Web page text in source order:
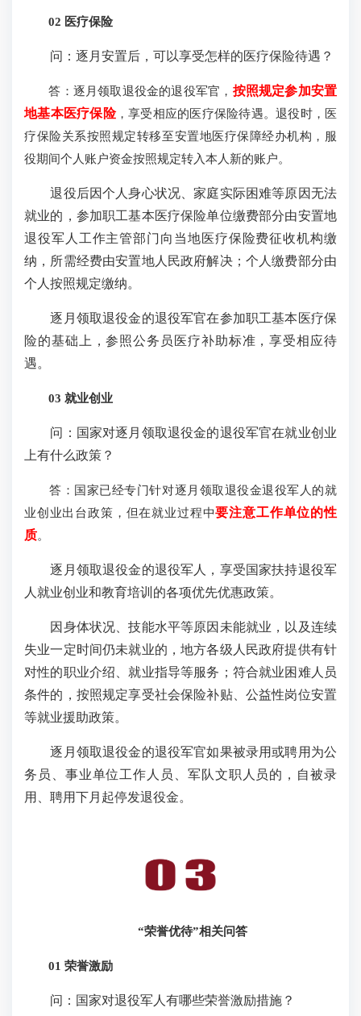
02 医疗保险
问：逐月安置后，可以享受怎样的医疗保险待遇？
答：逐月领取退役金的退役军官， 按照规定参加安置
地基本医疗保险，享受相应的医疗保险待遇。退役时，医
疗保险关系按照规定转移至安置地医疗保障经办机构，服
役期间个人账户资金按照规定转入本人新的账户。
退役后因个人身心状况、家庭实际困难等原因无法
就业的，参加职工基本医疗保险单位缴费部分由安置地
退役军人工作主管部门向当地医疗保险费征收机构缴
纳，所需经费由安置地人民政府解决；个人缴费部分由
个人按照规定缴纳。
逐月领取退役金的退役军官在参加职工基本医疗保
险的基础上，参照公务员医疗补助标准，享受相应待
遇。
03 就业创业
问：国家对逐月领取退役金的退役军官在就业创业
上有什么政策？
答：国家已经专门针对逐月领取退役金退役军人的就
业创业出台政策，但在就业过程中要注意工作单位的性
质。
逐月领取退役金的退役军人，享受国家扶持退役军
人就业创业和教育培训的各项优先优惠政策。
因身体状况、技能水平等原因未能就业，以及连续
失业一定时间仍未就业的，地方各级人民政府提供有针
对性的职业介绍、就业指导等服务；符合就业困难人员
条件的，按照规定享受社会保险补贴、公益性岗位安置
等就业援助政策。
逐月领取退役金的退役军官如果被录用或聘用为公
务员、事业单位工作人员、军队文职人员的，自被录
用、聘用下月起停发退役金。
“荣誉优待”相关问答
01 荣誉激励
问：国家对退役军人有哪些荣誉激励措施？